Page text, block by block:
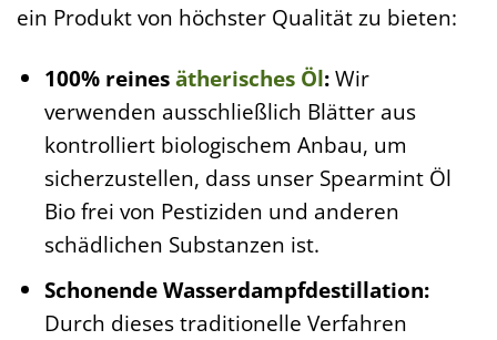
ein Produkt von höchster Qualität zu bieten:
100% reinesätherisches Öl:Wir
verwenden ausschließlich Blätter aus
kontrolliert biologischem Anbau, um
sicherzustellen, dass unser Spearmint Öl
Bio frei von Pestiziden und anderen
schädlichen Substanzen ist.
Schonende Wasserdampfdestillation:
Durch dieses traditionelle Verfahren